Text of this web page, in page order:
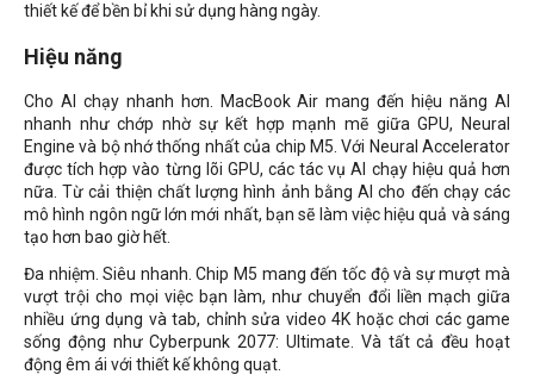
thiết kế để bền bỉ khi sử dụng hàng ngày.
Hiệu năng
Cho AI chạy nhanh hơn. MacBook Air mang đến hiệu năng AI
nhanh như chớp nhờ sự kết hợp mạnh mẽ giữa GPU, Neural
Engine và bộ nhớ thống nhất của chip M5. Với Neural Accelerator
được tích hợp vào từng lõi GPU, các tác vụ AI chạy hiệu quả hơn
nữa. Từ cải thiện chất lượng hình ảnh bằng AI cho đến chạy các
mô hình ngôn ngữ lớn mới nhất, bạn sẽ làm việc hiệu quả và sáng
tạo hơn bao giờ hết.
Đa nhiệm. Siêu nhanh. Chip M5 mang đến tốc độ và sự mượt mà
vượt trội cho mọi việc bạn làm, như chuyển đổi liền mạch giữa
nhiều ứng dụng và tab, chỉnh sửa video 4K hoặc chơi các game
sống động như Cyberpunk 2077: Ultimate. Và tất cả đều hoạt
động êm ái với thiết kế không quạt.